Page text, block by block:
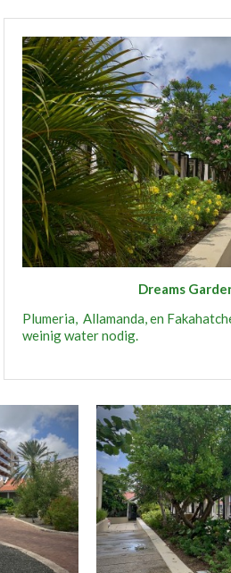
Dreams
Plumeria, Allamanda, en
weinig water nodig.